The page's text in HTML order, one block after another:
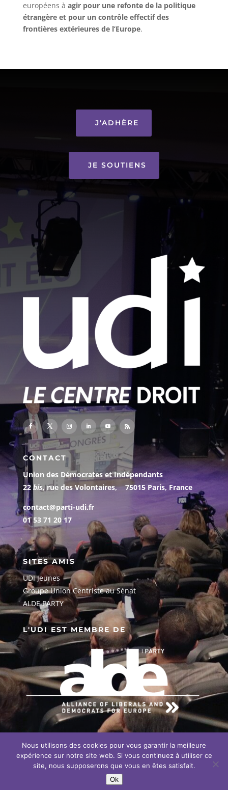
européens à agir pour une refonte de la politique
étrangère et pour un contrôle effectif des
frontières extérieures de l’Europe.
J'ADHÈRE
JE SOUTIENS
CONTACT
Union des Démocrates et Indépendants
22 bis, rue des Volontaires, 75015 Paris, France
contact@parti-udi.fr
01 53 71 20 17
SITES AMIS
UDI Jeunes
Groupe Union Centriste au Sénat
ALDE PARTY
L'UDI EST MEMBRE DE
EN SAVOIR PLUS SUR NOTRE
ENGAGEMENT EUROPÉEN
Nous utilisons des cookies pour vous garantir la meilleure
expérience sur notre site web. Si vous continuez à utiliser ce
site, nous supposerons que vous en êtes satisfait.
Ok